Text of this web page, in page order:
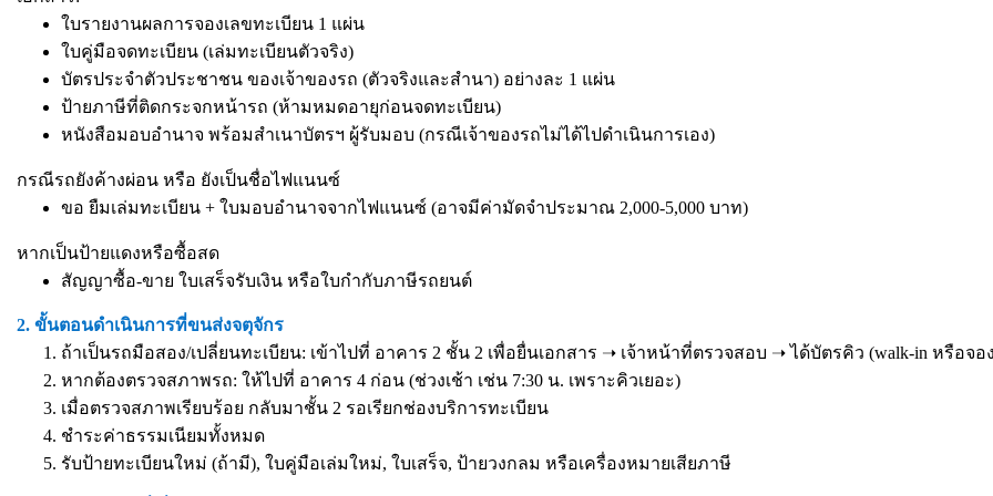
ใบรายงานผลการจองเลขทะเบียน 1 แผ่น
ใบคู่มือจดทะเบียน (เล่มทะเบียนตัวจริง)
บัตรประจำตัวประชาชน ของเจ้าของรถ (ตัวจริงและสำนา) อย่างละ 1 แผ่น
ป้ายภาษีที่ติดกระจกหน้ารถ (ห้ามหมดอายุก่อนจดทะเบียน)
หนังสือมอบอำนาจ พร้อมสำเนาบัตรฯ ผู้รับมอบ (กรณีเจ้าของรถไม่ได้ไปดำเนินการเอง)
กรณีรถยังค้างผ่อน หรือ ยังเป็นชื่อไฟแนนซ์
ขอ ยืมเล่มทะเบียน + ใบมอบอำนาจจากไฟแนนซ์ (อาจมีค่ามัดจำประมาณ 2,000-5,000 บาท)
หากเป็นป้ายแดงหรือซื้อสด
สัญญาซื้อ-ขาย ใบเสร็จรับเงิน หรือใบกำกับภาษีรถยนต์
2. ขั้นตอนดำเนินการที่ขนส่งจตุจักร
ถ้าเป็นรถมือสอง/เปลี่ยนทะเบียน: เข้าไปที่ อาคาร 2 ชั้น 2 เพื่อยื่นเอกสาร ➝ เจ้าหน้าที่ตรวจสอบ ➝ ได้บัตรคิว (walk-in หรือจอ
หากต้องตรวจสภาพรถ: ให้ไปที่ อาคาร 4 ก่อน (ช่วงเช้า เช่น 7:30 น. เพราะคิวเยอะ)
เมื่อตรวจสภาพเรียบร้อย กลับมาชั้น 2 รอเรียกช่องบริการทะเบียน
ชำระค่าธรรมเนียมทั้งหมด
รับป้ายทะเบียนใหม่ (ถ้ามี), ใบคู่มือเล่มใหม่, ใบเสร็จ, ป้ายวงกลม หรือเครื่องหมายเสียภาษี